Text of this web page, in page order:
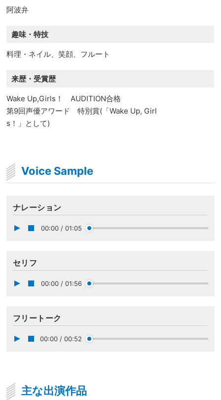
阿波弁
趣味・特技
料理・ネイル、笑顔、フルート
来歴・受賞歴
Wake Up,Girls！ AUDITION合格
第9回声優アワード 特別賞(「Wake Up, Girl
s！」として)
Voice Sample
ナレーション
00:00 / 01:05
セリフ
00:00 / 01:56
フリートーク
00:00 / 00:52
主な出演作品